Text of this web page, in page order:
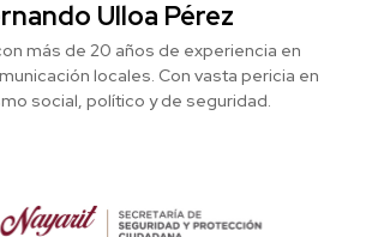
Ulloa Pérez
más de 20 años de experiencia en
locales. Con vasta pericia en
social, político y de seguridad.